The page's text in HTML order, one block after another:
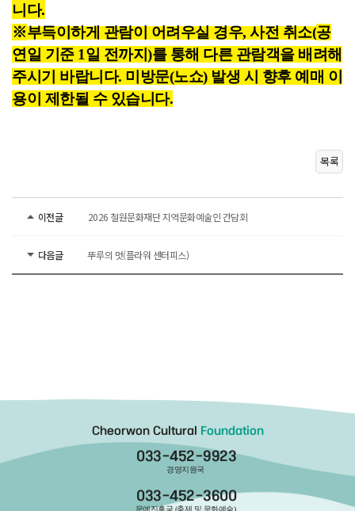
니다.
※부득이하게 관람이 어려우실 경우, 사전 취소(공
연일 기준 1일 전까지)를 통해 다른 관람객을 배려해
주시기 바랍니다. 미방문(노쇼) 발생 시 향후 예매 이
용이 제한될 수 있습니다.
목록
이전글 2026 철원문화재단 지역문화예술인 간담회
다음글 뚜루의 멋(플라워 센터피스)
Cheorwon Cultural Foundation
033-452-9923
경영지원국
033-452-3600
문예진흥국 (축제 및 문화예술)